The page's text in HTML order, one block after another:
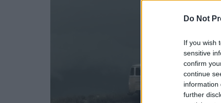
Do Not
If you wish
sensitive
confirm
continue
information
further